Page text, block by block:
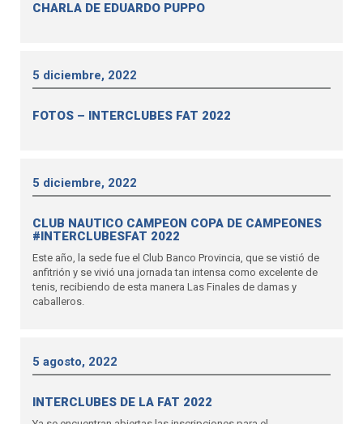
CHARLA DE EDUARDO PUPPO
5 diciembre, 2022
FOTOS – INTERCLUBES FAT 2022
5 diciembre, 2022
CLUB NAUTICO CAMPEON COPA DE CAMPEONES
#INTERCLUBESFAT 2022
Este año, la sede fue el Club Banco Provincia, que se vistió de
anfitrión y se vivió una jornada tan intensa como excelente de
tenis, recibiendo de esta manera Las Finales de damas y
caballeros.
5 agosto, 2022
INTERCLUBES DE LA FAT 2022